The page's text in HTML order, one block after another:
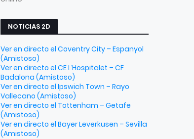
NOTICIAS 2D
Ver en directo el Coventry City – Espanyol
(Amistoso)
Ver en directo el CE L’Hospitalet – CF
Badalona (Amistoso)
Ver en directo el Ipswich Town – Rayo
Vallecano (Amistoso)
Ver en directo el Tottenham – Getafe
(Amistoso)
Ver en directo el Bayer Leverkusen – Sevilla
(Amistoso)